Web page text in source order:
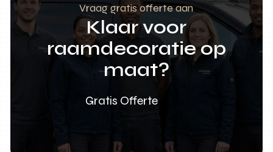
Vraag gratis offerte aan
Klaar voor
raamdecoratie op
maat?
Gratis Offerte